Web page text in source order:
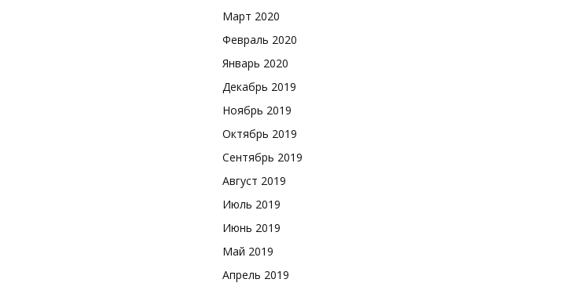
Март 2020
Февраль 2020
Январь 2020
Декабрь 2019
Ноябрь 2019
Октябрь 2019
Сентябрь 2019
Август 2019
Июль 2019
Июнь 2019
Май 2019
Апрель 2019